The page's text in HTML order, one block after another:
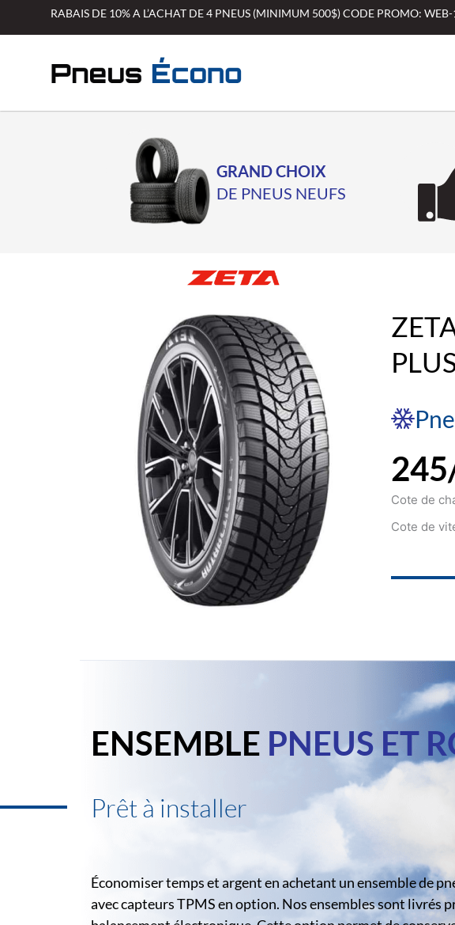
RABAIS DE 10% A L’ACHAT DE 4 PNEUS (MINIMUM 500$) CODE PROMO:
GRAND CHOIX
DE PNEUS NEUFS
Cote de
Cote de
ENSEMBLE PNEUS ET
Prêt à installer
Économiser temps et argent en achetant un ensemble de
avec capteurs TPMS en option. Nos ensembles sont livrés